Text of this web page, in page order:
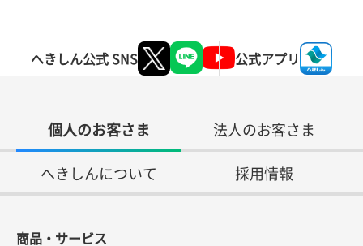
へきしん公式 SNS 公式アプリ
個人のお客さま
法人のお客さま
へきしんについて
採用情報
商品・サービス